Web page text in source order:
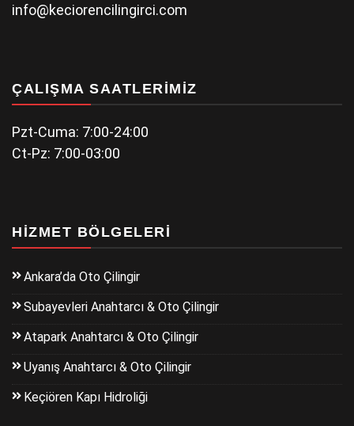
info@keciorencilingirci.com
ÇALIŞMA SAATLERIMIZ
Pzt-Cuma: 7:00-24:00
Ct-Pz: 7:00-03:00
HIZMET BÖLGELERI
Ankara’da Oto Çilingir
Subayevleri Anahtarcı & Oto Çilingir
Atapark Anahtarcı & Oto Çilingir
Uyanış Anahtarcı & Oto Çilingir
Keçiören Kapı Hidroliği